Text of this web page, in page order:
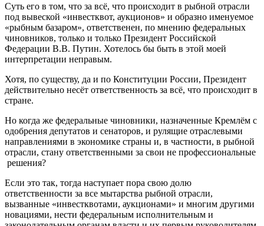
Суть его в том, что за всё, что происходит в рыбной отрасли
под вывеской «инвестквот, аукционов» и образно именуемое
«рыбным базаром», ответственен, по мнению федеральных
чиновников, только и только Президент Российской
Федерации В.В. Путин. Хотелось бы быть в этой моей
интерпретации неправым.
Хотя, по существу, да и по Конституции России, Президент
действительно несёт ответственность за всё, что происходит в
стране.
Но когда же федеральные чиновники, назначенные Кремлём с
одобрения депутатов и сенаторов, и рулящие отраслевыми
направлениями в экономике страны и, в частности, в рыбной
отрасли, стану ответственными за свои не профессиональные
решения?
Если это так, тогда наступает пора свою долю
ответственности за все мытарства рыбной отрасли,
вызванные «инвестквотами, аукционами» и многим другими
новациями, нести федеральным исполнительным и